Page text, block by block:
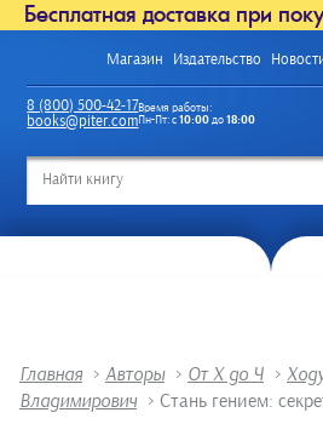
Бесплатная доставка при
Магазин Издательство
8 (800) 500-42-17
books@piter.com
Время работы:
Пн-Пт: с10:00до18:00
Главная > Авторы > От Х до Ч >
Владимирович > Стань гением: